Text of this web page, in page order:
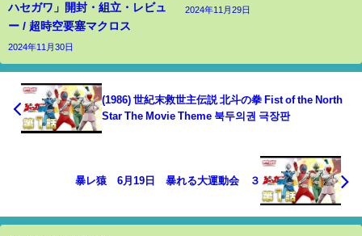
ハセガワ」開封・組立・レビュ
ー / 超時空要塞マクロス
2024年11月30日
2024年11月29日
(1986) 世紀末救世主伝説 北斗の拳 Fist of the North
Star The Movie Theme 북두의권 극장판
暴レ猿 6月19日 暴れる大運動会 ３